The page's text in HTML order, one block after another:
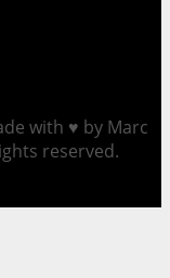
with ♥ by Marc
reserved.